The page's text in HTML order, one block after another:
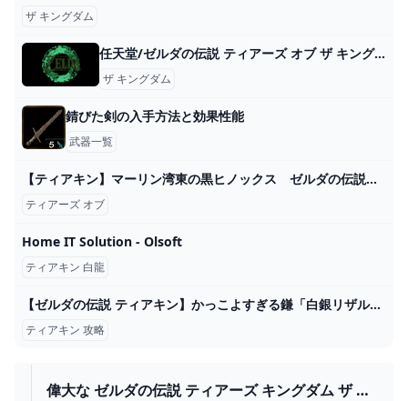
ザ キングダム
任天堂/ゼルダの伝説 ティアーズ オブ ザ キングダム オリジナルサウンドトラック ［9CD+マスターソード型オリジナルUSB］＜初回数量限定生産盤＞
ザ キングダム
錆びた剣の入手方法と効果性能
武器一覧
【ティアキン】マーリン湾東の黒ヒノックス ゼルダの伝説ティアーズ オブ ザ キングダム #ゼルダの伝説 #ティアキン #zelda - YouTube
ティアーズ オブ
Home IT Solution - Olsoft
ティアキン 白龍
【ゼルダの伝説 ティアキン】かっこよすぎる鎌「白銀リザルフォスの角」入手方法・性能紹介【ティアーズ オブ ザ キングダム】【Zelda Tears of the Kingdom】 - YouTube
ティアキン 攻略
偉大な ゼルダの伝説 ティアーズ キングダム ザ オ